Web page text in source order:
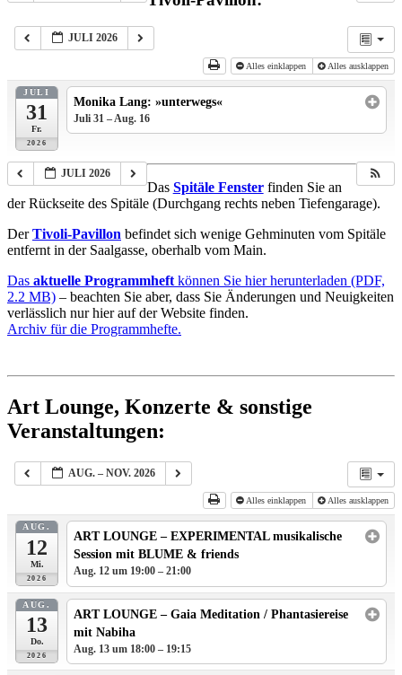
JULI 2026
Alles einklappen Alles ausklappen
JULI
31
Fr.
2026
Monika Lang: »unterwegs«
Juli 31 – Aug. 16
JULI 2026
Das Spitäle Fensterfinden Sie an
der Rückseite des Spitäle (Durchgang rechts neben Tiefengarage).
DerTivoli-Pavillon befindet sich wenige Gehminuten vom Spitäle
entfernt in der Saalgasse, oberhalb vom Main.
Das aktuelle Programmheft können Sie hier herunterladen (PDF,
2.2 MB) – beachten Sie aber, dass Sie Änderungen und Neuigkeiten
verlässlich nur hier auf der Website finden.
Archiv für die Programmhefte.
Art Lounge, Konzerte & sonstige
Veranstaltungen:
AUG. – NOV. 2026
Alles einklappen Alles ausklappen
AUG.
12
Mi.
2026
ART LOUNGE – EXPERIMENTAL musikalische
Session mit BLUME & friends
Aug. 12 um 19:00 – 21:00
AUG.
13
Do.
2026
ART LOUNGE – Gaia Meditation / Phantasiereise
mit Nabiha
Aug. 13 um 18:00 – 19:15